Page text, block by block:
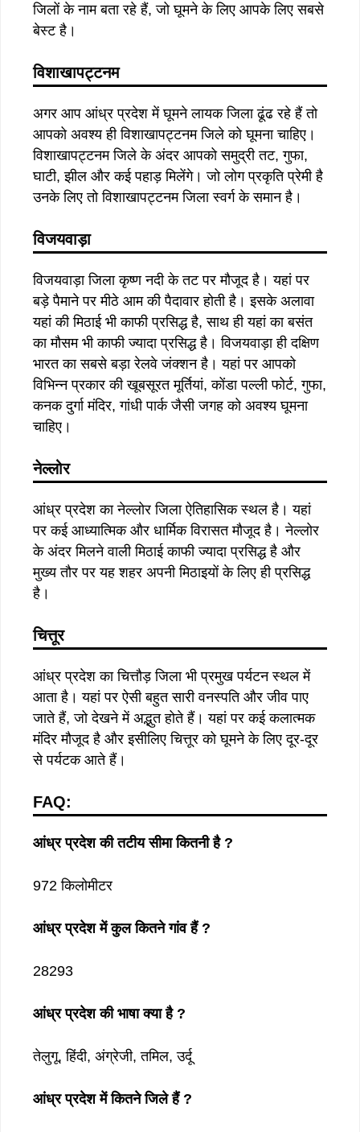
जिलों के नाम बता रहे हैं, जो घूमने के लिए आपके लिए सबसे
बेस्ट है।
विशाखापट्टनम
अगर आप आंध्र प्रदेश में घूमने लायक जिला ढूंढ रहे हैं तो
आपको अवश्य ही विशाखापट्टनम जिले को घूमना चाहिए।
विशाखापट्टनम जिले के अंदर आपको समुद्री तट, गुफा,
घाटी, झील और कई पहाड़ मिलेंगे। जो लोग प्रकृति प्रेमी है
उनके लिए तो विशाखापट्टनम जिला स्वर्ग के समान है।
विजयवाड़ा
विजयवाड़ा जिला कृष्ण नदी के तट पर मौजूद है। यहां पर
बड़े पैमाने पर मीठे आम की पैदावार होती है। इसके अलावा
यहां की मिठाई भी काफी प्रसिद्ध है, साथ ही यहां का बसंत
का मौसम भी काफी ज्यादा प्रसिद्ध है। विजयवाड़ा ही दक्षिण
भारत का सबसे बड़ा रेलवे जंक्शन है। यहां पर आपको
विभिन्न प्रकार की खूबसूरत मूर्तियां, कोंडा पल्ली फोर्ट, गुफा,
कनक दुर्गा मंदिर, गांधी पार्क जैसी जगह को अवश्य घूमना
चाहिए।
नेल्लोर
आंध्र प्रदेश का नेल्लोर जिला ऐतिहासिक स्थल है। यहां
पर कई आध्यात्मिक और धार्मिक विरासत मौजूद है। नेल्लोर
के अंदर मिलने वाली मिठाई काफी ज्यादा प्रसिद्ध है और
मुख्य तौर पर यह शहर अपनी मिठाइयों के लिए ही प्रसिद्ध
है।
चित्तूर
आंध्र प्रदेश का चित्तौड़ जिला भी प्रमुख पर्यटन स्थल में
आता है। यहां पर ऐसी बहुत सारी वनस्पति और जीव पाए
जाते हैं, जो देखने में अद्भुत होते हैं। यहां पर कई कलात्मक
मंदिर मौजूद है और इसीलिए चित्तूर को घूमने के लिए दूर-दूर
से पर्यटक आते हैं।
FAQ:
आंध्र प्रदेश की तटीय सीमा कितनी है ?
972 किलोमीटर
आंध्र प्रदेश में कुल कितने गांव हैं ?
28293
आंध्र प्रदेश की भाषा क्या है ?
तेलुगू, हिंदी, अंग्रेजी, तमिल, उर्दू
आंध्र प्रदेश में कितने जिले हैं ?